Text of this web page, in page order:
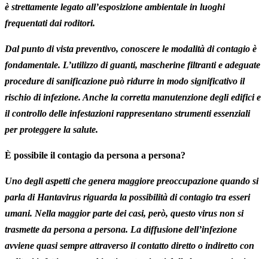
è strettamente legato all’esposizione ambientale in luoghi
frequentati dai roditori.
Dal punto di vista preventivo, conoscere le modalità di contagio è
fondamentale. L’utilizzo di guanti, mascherine filtranti e adeguate
procedure di sanificazione può ridurre in modo significativo il
rischio di infezione. Anche la corretta manutenzione degli edifici e
il controllo delle infestazioni rappresentano strumenti essenziali
per proteggere la salute.
È possibile il contagio da persona a persona?
Uno degli aspetti che genera maggiore preoccupazione quando si
parla di Hantavirus riguarda la possibilità di contagio tra esseri
umani. Nella maggior parte dei casi, però, questo virus non si
trasmette da persona a persona. La diffusione dell’infezione
avviene quasi sempre attraverso il contatto diretto o indiretto con